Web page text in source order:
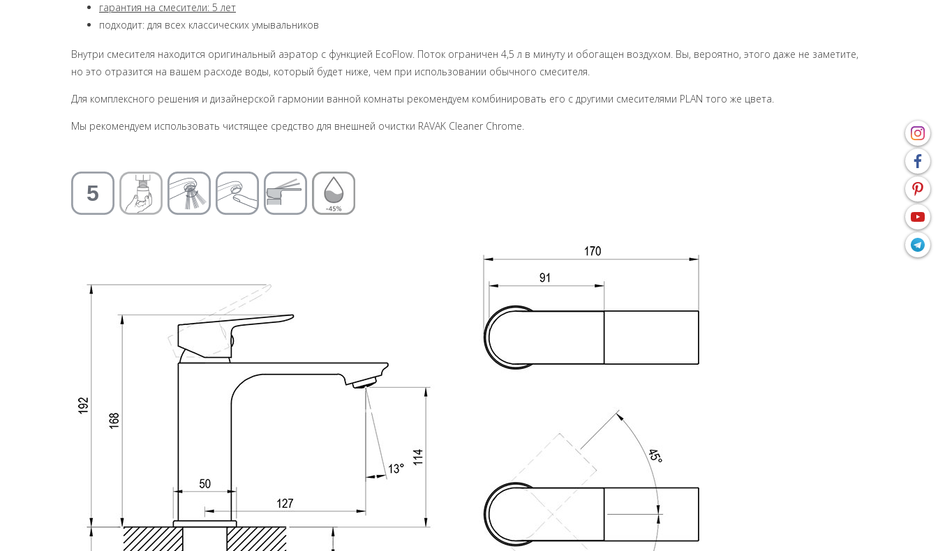
гарантия на смесители: 5 лет
подходит: для всех классических умывальников
Внутри смесителя находится оригинальный аэратор с функцией EcoFlow. Поток ограничен 4,5 л в минуту и обогащен воздухом. Вы, вероятно, этого даже не заметите,
но это отразится на вашем расходе воды, который будет ниже, чем при использовании обычного смесителя.
Для комплексного решения и дизайнерской гармонии ванной комнаты рекомендуем комбинировать его с другими смесителями PLAN того же цвета.
Мы рекомендуем использовать чистящее средство для внешней очистки RAVAK Cleaner Chrome.